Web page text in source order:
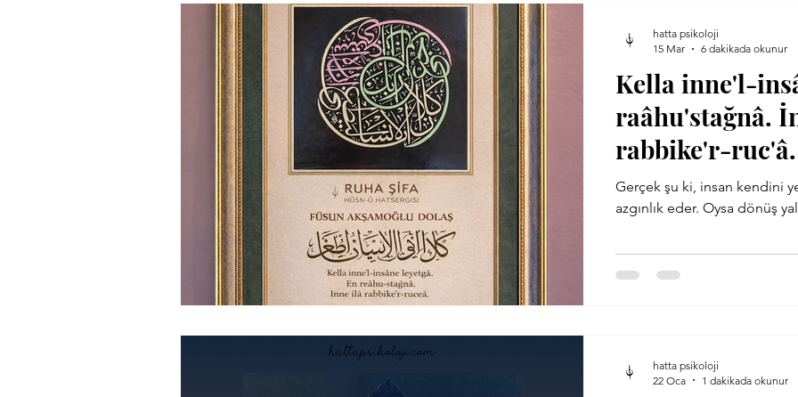
Kella inne'l-
raâhu'stağnâ.
rabbike'r-ruc'â.
Gerçek şu ki, insan kendini
azgınlık eder. Oysa
hatta psikoloji
15 Mar
6 dakikada okunur
hatta psikoloji
22 Oca
1 dakikada okunur